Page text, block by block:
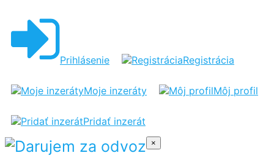
Prihlásenie Registrácia
Moje inzeráty Môj profil
Pridať inzerát
×